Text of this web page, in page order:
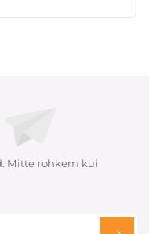
Mitte rohkem kui